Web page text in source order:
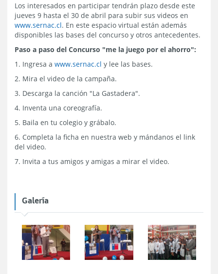
Los interesados en participar tendrán plazo desde este
jueves 9 hasta el 30 de abril para subir sus videos en
www.sernac.cl. En este espacio virtual están además
disponibles las bases del concurso y otros antecedentes.
Paso a paso del Concurso "me la juego por el ahorro":
1. Ingresa a www.sernac.cl y lee las bases.
2. Mira el video de la campaña.
3. Descarga la canción "La Gastadera".
4. Inventa una coreografía.
5. Baila en tu colegio y grábalo.
6. Completa la ficha en nuestra web y mándanos el link
del video.
7. Invita a tus amigos y amigas a mirar el video.
Galería